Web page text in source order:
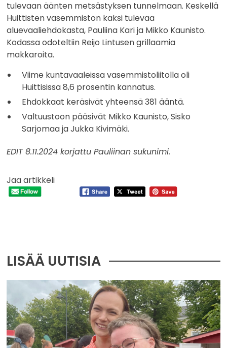
tulevaan äänten metsästyksen tunnelmaan. Keskellä
Huittisten vasemmiston kaksi tulevaa
aluevaaliehdokasta, Pauliina Kari ja Mikko Kaunisto.
Kodassa odoteltiin Reijo Lintusen grillaamia
makkaroita.
Viime kuntavaaleissa vasemmistoliitolla oli
Huittisissa 8,6 prosentin kannatus.
Ehdokkaat keräsivät yhteensä 381 ääntä.
Valtuustoon pääsivät Mikko Kaunisto, Sisko
Sarjomaa ja Jukka Kivimäki.
EDIT 8.11.2024 korjattu Pauliinan sukunimi.
Jaa artikkeli
LISÄÄ UUTISIA